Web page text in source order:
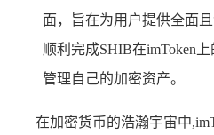
面，旨在为用户提供全面
顺利完成SHIB在imToken
管理自己的加密资产。
在加密货币的浩瀚宇宙中